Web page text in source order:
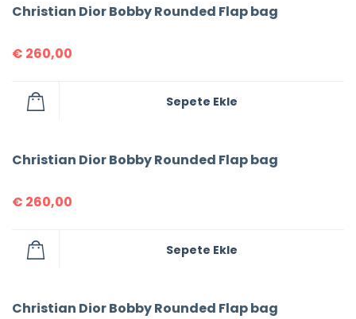
Christian Dior Bobby Rounded Flap bag
€ 260,00
Sepete Ekle
Christian Dior Bobby Rounded Flap bag
€ 260,00
Sepete Ekle
Christian Dior Bobby Rounded Flap bag